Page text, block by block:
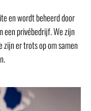
en wordt beheerd door
een privébedrijf. We zijn
zijn er trots op om samen